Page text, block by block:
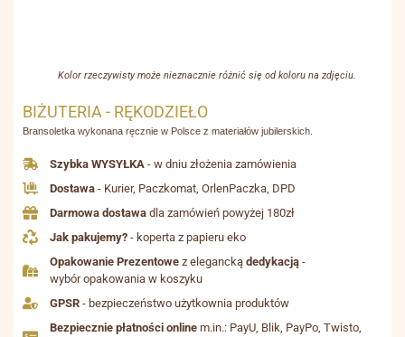
Kolor rzeczywisty może nieznacznie różnić się od koloru na zdjęciu.
BIŻUTERIA - RĘKODZIEŁO
Bransoletka wykonana ręcznie w Polsce z materiałów jubilerskich.
Szybka WYSYŁKA - w dniu złożenia zamówienia
Dostawa - Kurier, Paczkomat, OrlenPaczka, DPD
Darmowa dostawa dla zamówień powyżej 180zł
Jak pakujemy? - koperta z papieru eko
Opakowanie Prezentowe z eleganckądedykacją -
wybór opakowania w koszyku
GPSR - bezpieczeństwo użytkownia produktów
Bezpiecznie płatności online m.in.: PayU, Blik, PayPo, Twisto,